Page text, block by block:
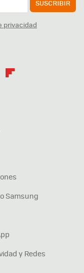
SUSCRIBIR
privacidad
Samsung
y Redes